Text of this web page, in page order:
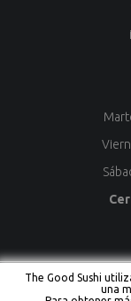
Copyright © The
The Good Sushi
una